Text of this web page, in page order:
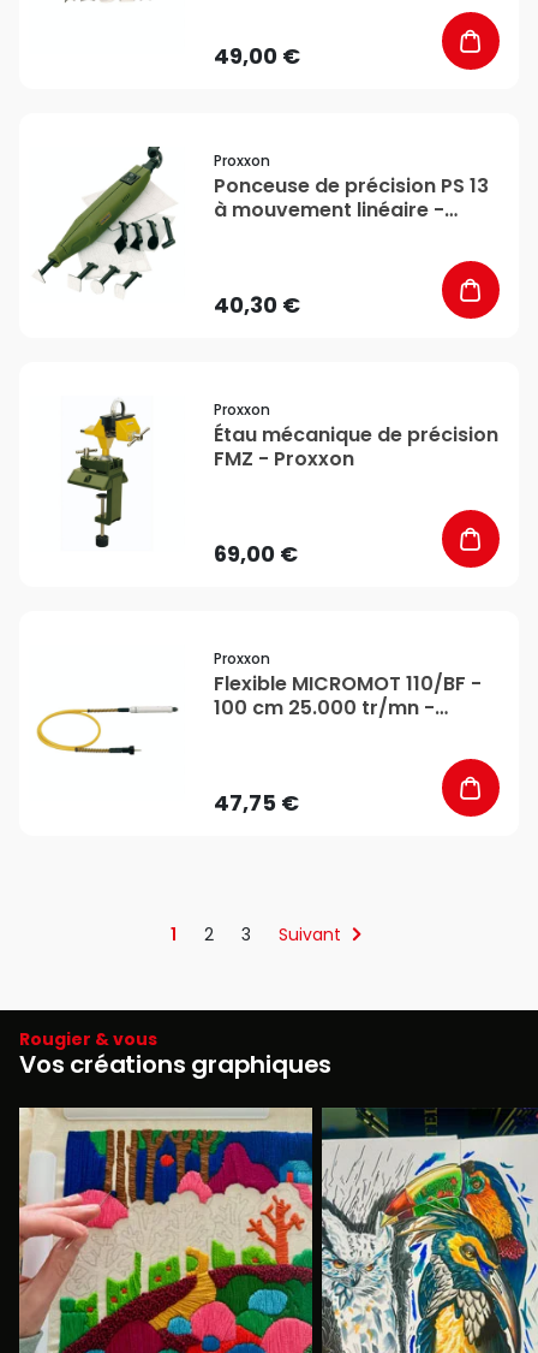
49,00 €
Proxxon
Ponceuse de précision PS 13
à mouvement linéaire -
40,30 €
Proxxon
Étau mécanique de précision
FMZ - Proxxon
69,00 €
Proxxon
Flexible MICROMOT 110/BF -
100 cm 25.000 tr/mn -
47,75 €
1 2 3 Suivant
Rougier & vous
Vos créations graphiques